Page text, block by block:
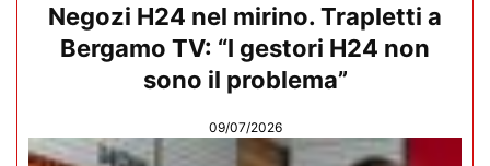
Negozi H24 nel mirino. Trapletti a
Bergamo TV: “I gestori H24 non
sono il problema”
09/07/2026